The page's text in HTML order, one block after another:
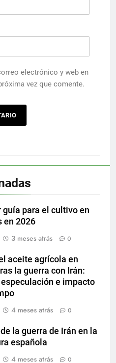
electrónico y web en
vez que comente.
guía para el cultivo en
en 2026
3 meses atrás 0
aceite agrícola en
la guerra con Irán:
e impacto
4 meses atrás 0
la guerra de Irán en la
española
4 meses atrás 0